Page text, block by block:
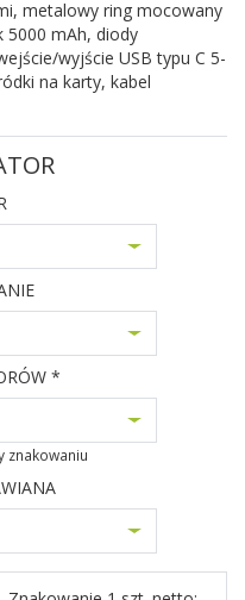
metalowy ring mocowany
5000 mAh, diody
wyjście USB typu C 5-
na karty, kabel
*
znakowaniu